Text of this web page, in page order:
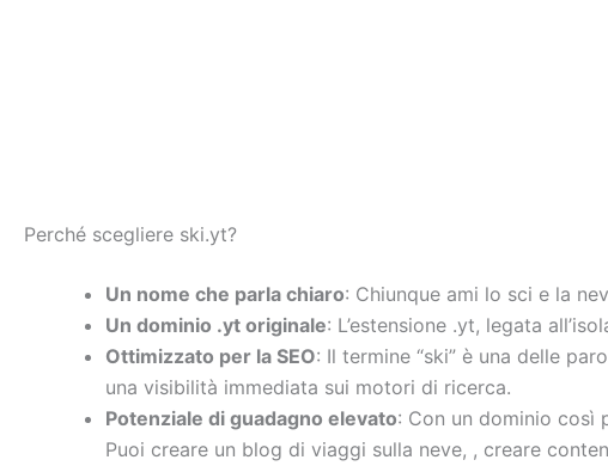
Perché scegliere ski.yt?
Un nome che parla chiaro: Chiunque ami lo sci e la
Un dominio .yt originale: L’estensione .yt, legata
Ottimizzato per la SEO: Il termine “ski” è una delle
una visibilità immediata sui motori di ricerca.
Potenziale di guadagno elevato: Con un dominio così
Puoi creare un blog di viaggi sulla neve, , creare